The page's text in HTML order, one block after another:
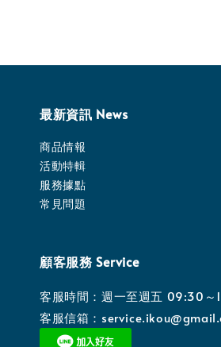
最新資訊 News
商品情報
活動特輯
服務據點
常見問題
顧客服務 Service
客服時間：週一至週五 09:30～
客服信箱：